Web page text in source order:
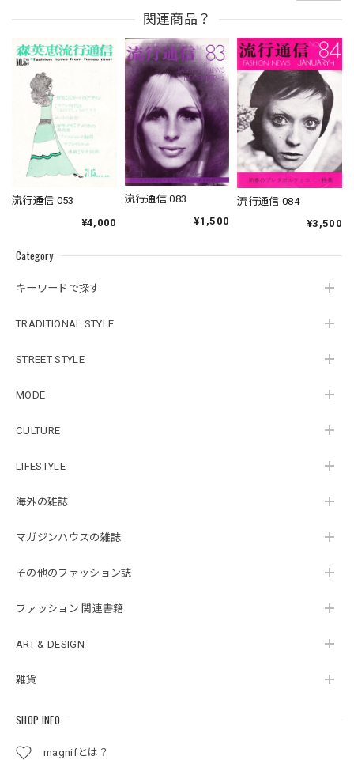
Category
キーワードで探す
TRADITIONAL STYLE
STREET STYLE
MODE
CULTURE
LIFESTYLE
海外の雑誌
マガジンハウスの雑誌
その他のファッション誌
ファッション 関連書籍
ART & DESIGN
雑貨
SHOP INFO
magnifとは？
関連商品？
流行通信 053
¥4,000
流行通信 083
¥1,500
流行通信 084
¥3,500